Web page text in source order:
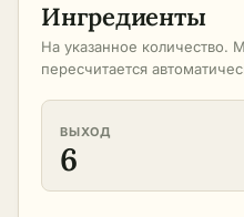
Ингредиенты
На указанное
пересчитается
ВЫХОД
6